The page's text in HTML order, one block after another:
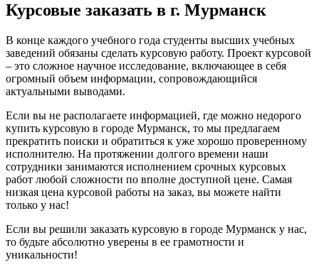
Курсовые заказать в г. Мурманск
В конце каждого учебного года студенты высших учебных
заведений обязаны сделать курсовую работу. Проект курсовой
– это сложное научное исследование, включающее в себя
огромный объем информации, сопровождающийся
актуальными выводами.
Если вы не располагаете информацией, где можно недорого
купить курсовую в городе Мурманск, то мы предлагаем
прекратить поиски и обратиться к уже хорошо проверенному
исполнителю. На протяжении долгого времени наши
сотрудники занимаются исполнением срочных курсовых
работ любой сложности по вполне доступной цене. Самая
низкая цена курсовой работы на заказ, вы можете найти
только у нас!
Если вы решили заказать курсовую в городе Мурманск у нас,
то будьте абсолютно уверены в ее грамотности и
уникальности!